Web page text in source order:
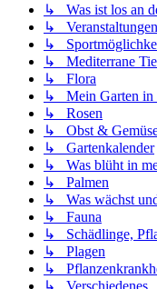
↳ Was ist los an
↳
↳
↳ Mediterrane
↳ Flora
↳ Mein Garten in
↳ Rosen
↳ Obst &
↳ Gartenkalender
↳ Was blüht in
↳ Palmen
↳ Was wächst
↳ Fauna
↳ Schädlinge,
↳ Plagen
↳